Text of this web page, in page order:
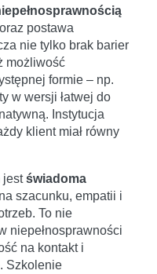
postawa
nie tylko brak barier
możliwość
formie – np.
w wersji łatwej do
Instytucja
klient miał równy
jestświadoma
szacunku, empatii i
To nie
niepełnosprawności
na kontakt i
Szkolenie